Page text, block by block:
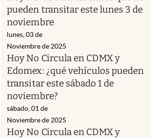
pueden transitar este lunes 3 de
noviembre
lunes, 03 de
Noviembre de 2025
Hoy No Circula en CDMX y
Edomex: ¿qué vehículos pueden
transitar este sábado 1 de
noviembre?
sábado, 01 de
Noviembre de 2025
Hoy No Circula en CDMX y